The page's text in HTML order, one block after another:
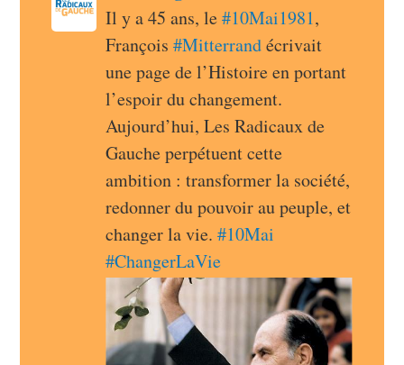
Il y a 45 ans, le #10Mai1981,
François #Mitterrand écrivait
une page de l’Histoire en portant
l’espoir du changement.
Aujourd’hui, Les Radicaux de
Gauche perpétuent cette
ambition : transformer la société,
redonner du pouvoir au peuple, et
changer la vie. #10Mai
#ChangerLaVie